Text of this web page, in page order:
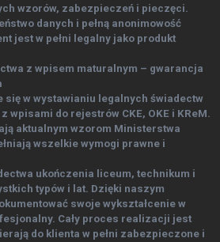
wzorów, zabezpieczeń i pieczęci.
danych i pełną anonimowość
jest w pełni legalny jako produkt
z wpisem maturalnym – gwarancja
w wystawianiu legalnych świadectw
wpisami do rejestrów CKE, OKE i KReM.
aktualnym wzorom Ministerstwa
wszelkie wymogi prawne i
ukończenia liceum, technikum i
typów i lat. Dzięki naszym
swoje wykształcenie w
Cały proces realizacji jest
do klienta w pełni zabezpieczone i